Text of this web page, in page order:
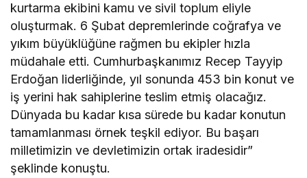
kurtarma ekibini kamu ve sivil toplum eliyle
oluşturmak. 6 Şubat depremlerinde coğrafya ve
yıkım büyüklüğüne rağmen bu ekipler hızla
müdahale etti. Cumhurbaşkanımız Recep Tayyip
Erdoğan liderliğinde, yıl sonunda 453 bin konut ve
iş yerini hak sahiplerine teslim etmiş olacağız.
Dünyada bu kadar kısa sürede bu kadar konutun
tamamlanması örnek teşkil ediyor. Bu başarı
milletimizin ve devletimizin ortak iradesidir”
şeklinde konuştu.